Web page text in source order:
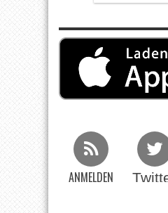
ANMELDEN